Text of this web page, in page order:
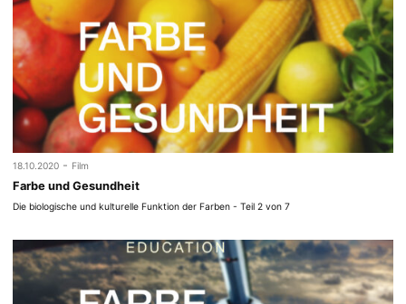
18.10.2020 - Film
Farbe und Gesundheit
Die biologische und kulturelle Funktion der Farben - Teil 2 von 7